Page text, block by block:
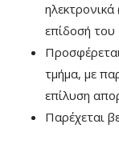
επίδοσή του
τμήμα, με
επίλυση
Παρέχεται